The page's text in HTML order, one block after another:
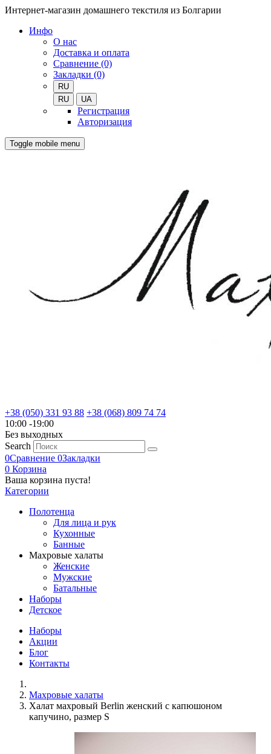
Интернет-магазин домашнего текстиля из Болгарии
Инфо
О нас
Доставка и оплата
Сравнение (0)
Закладки (0)
RU
RU
UA
Регистрация
Авторизация
Toggle mobile menu
+38 (050) 331 93 88 +38 (068) 809 74 74
10:00 -19:00
Без выходных
Search
0Сравнение 0Закладки
0 Корзина
Ваша корзина пуста!
Категории
Полотенца
Для лица и рук
Кухонные
Банные
Махровые халаты
Женские
Мужские
Батальные
Наборы
Детское
Наборы
Акции
Блог
Контакты
Махровые халаты
Халат махровый Berlin женский с капюшоном
капучино, размер S